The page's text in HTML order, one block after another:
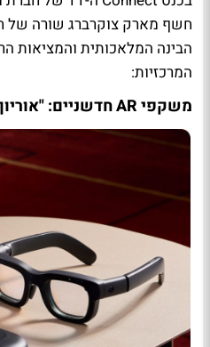
חשף מארק צוקרברג שורה של
הבינה המלאכותית והמציאות
המרכזיות:
משקפי AR חדשניים: "אוריון"